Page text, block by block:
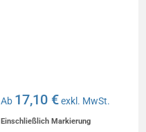
Ab 17,10 €exkl. MwSt.
Einschließlich Markierung